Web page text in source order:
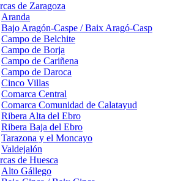
de Zaragoza
Aranda
Bajo Aragón-Caspe / Baix Aragó-Casp
Campo de Belchite
Campo de Borja
Campo de Cariñena
Campo de Daroca
Cinco Villas
Comarca Central
Comarca Comunidad de Calatayud
Ribera Alta del Ebro
Ribera Baja del Ebro
Tarazona y el Moncayo
Valdejalón
de Huesca
Alto Gállego